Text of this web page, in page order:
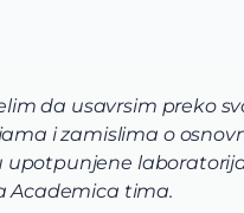
da usavrsim preko
i zamislima o
Academica tima.